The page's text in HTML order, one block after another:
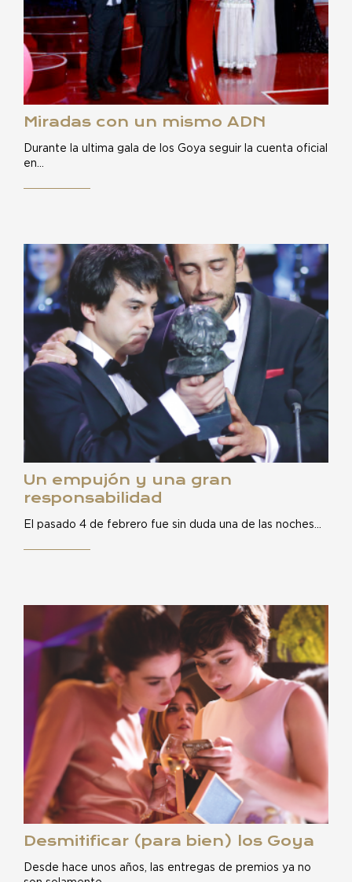
Miradas con un mismo ADN
Durante la ultima gala de los Goya seguir la cuenta oficial
en…
Un empujón y una gran
responsabilidad
El pasado 4 de febrero fue sin duda una de las noches…
Desmitificar (para bien) los Goya
Desde hace unos años, las entregas de premios ya no